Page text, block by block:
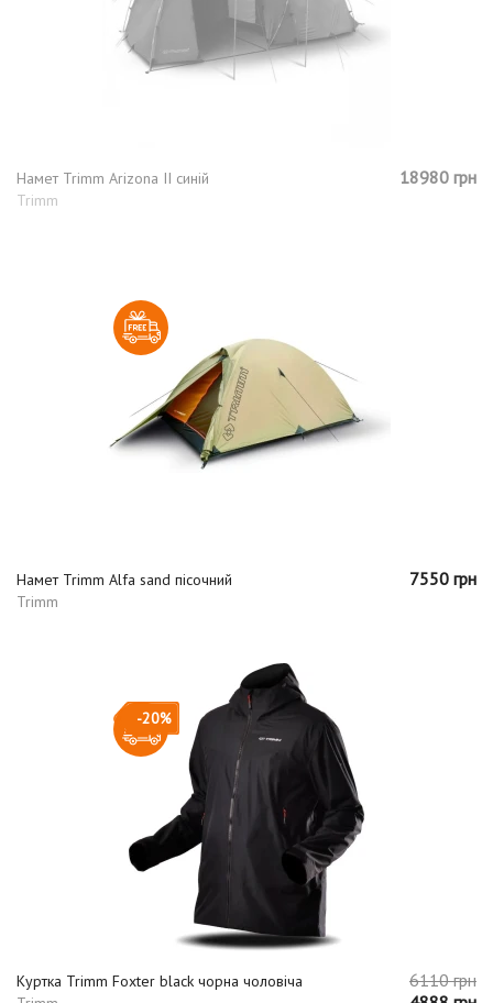
Намет Trimm Arizona II синій
Trimm
18980 грн
Намет Trimm Alfa sand пісочний
Trimm
7550 грн
-20%
Куртка Trimm Foxter black чорна чоловіча
6110 грн